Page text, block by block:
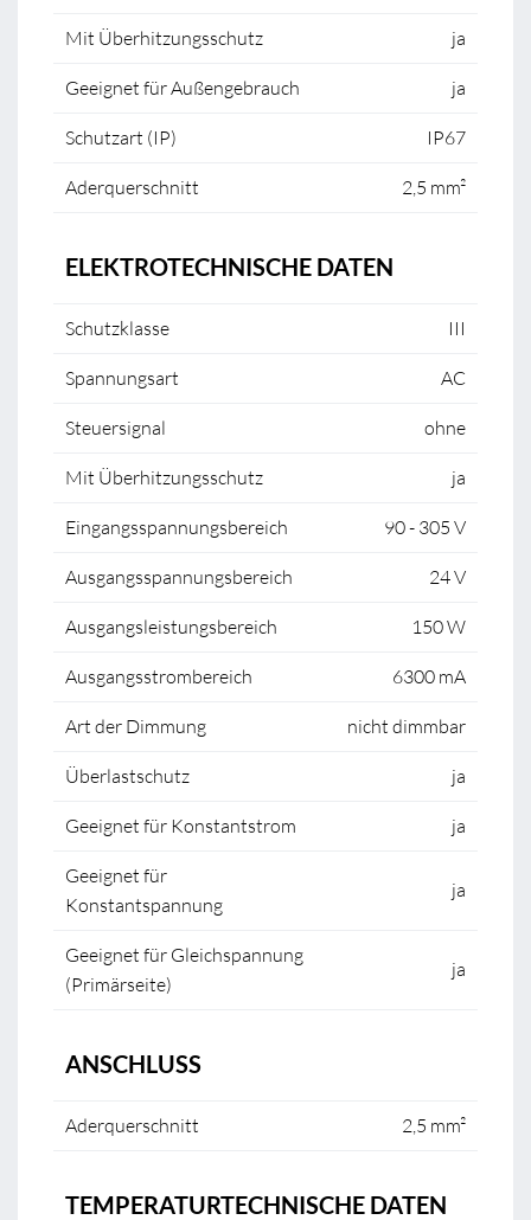
Mit Überhitzungsschutz ja
Geeignet für Außengebrauch ja
Schutzart (IP) IP67
Aderquerschnitt 2,5 mm²
ELEKTROTECHNISCHE DATEN
Schutzklasse III
Spannungsart AC
Steuersignal ohne
Mit Überhitzungsschutz ja
Eingangsspannungsbereich 90 - 305 V
Ausgangsspannungsbereich 24 V
Ausgangsleistungsbereich 150 W
Ausgangsstrombereich 6300 mA
Art der Dimmung nicht dimmbar
Überlastschutz ja
Geeignet für Konstantstrom ja
Geeignet für
Konstantspannung
ja
Geeignet für Gleichspannung
(Primärseite)
ja
ANSCHLUSS
Aderquerschnitt 2,5 mm²
TEMPERATURTECHNISCHE DATEN